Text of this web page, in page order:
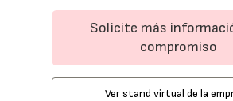
Solicite más
compromiso
Ver stand virtual de la